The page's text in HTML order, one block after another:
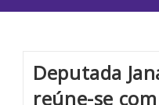
Deputada
reúne-se